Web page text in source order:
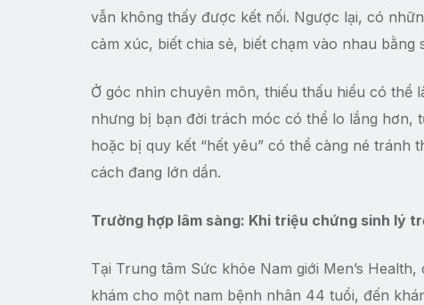
vẫn không thấy được kết nối. Ngược lại, có
cảm xúc, biết chia sẻ, biết chạm vào nhau
Ở góc nhìn chuyên môn, thiếu thấu hiểu có thể
nhưng bị bạn đời trách móc có thể lo lắng hơn,
hoặc bị quy kết “hết yêu” có thể càng né tránh
cách đang lớn dần.
Trường hợp lâm sàng: Khi triệu chứng sinh lý
Tại Trung tâm Sức khỏe Nam giới Men’s
khám cho một nam bệnh nhân 44 tuổi, đến